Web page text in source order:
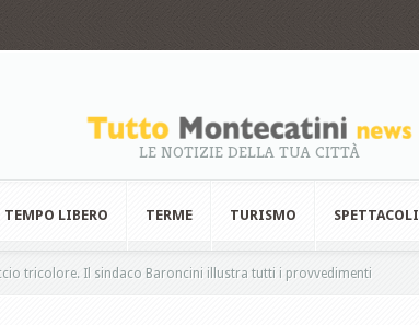
LE NOTIZIE DELLA TUA CITTÀ
TEMPO LIBERO TERME TURISMO SPETTACOLI
tricolore. Il sindaco Baroncini illustra tutti i provvedimenti